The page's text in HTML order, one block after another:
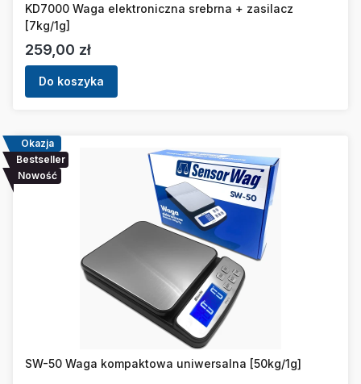
KD7000 Waga elektroniczna srebrna + zasilacz
[7kg/1g]
Cena
259,00 zł
Do koszyka
Okazja
Bestseller
Nowość
SW-50 Waga kompaktowa uniwersalna [50kg/1g]